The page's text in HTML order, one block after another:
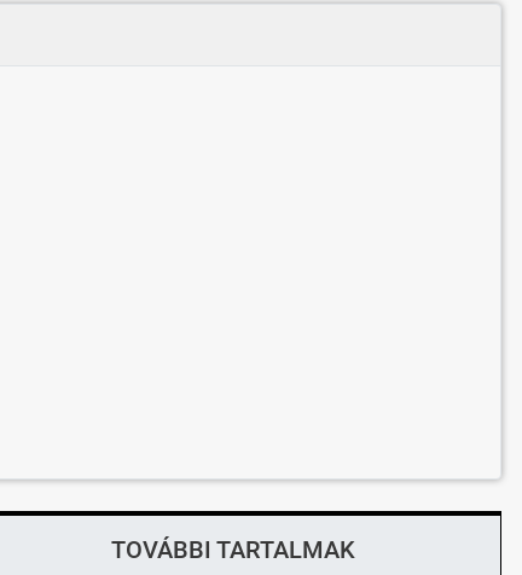
TOVÁBBI TARTALMAK